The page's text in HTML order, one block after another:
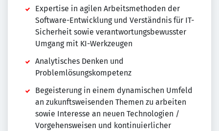
Expertise in agilen Arbeitsmethoden der
Software-Entwicklung und Verständnis für IT-
Sicherheit sowie verantwortungsbewusster
Umgang mit KI-Werkzeugen
Analytisches Denken und
Problemlösungskompetenz
Begeisterung in einem dynamischen Umfeld
an zukunftsweisenden Themen zu arbeiten
sowie Interesse an neuen Technologien /
Vorgehensweisen und kontinuierlicher